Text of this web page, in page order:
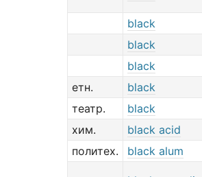
black
black
black
етн.
black
театр.
black
хим.
black acid
политех.
black alum